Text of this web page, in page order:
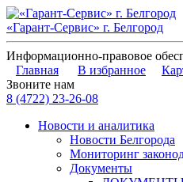
«Гарант-Сервис» г. Белгород
Информационно-правовое
Главная
В избранное
Звоните нам
8 (4722) 23-26-08
Новости и аналитика
Новости Белгорода
Мониторинг
Документы